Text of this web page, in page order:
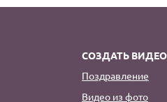
СОЗДАТЬ ВИДЕО
Поздравление
Видео из фото